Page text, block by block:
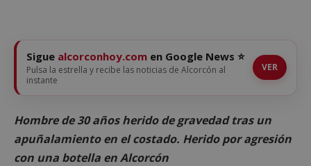
Sigue alcorconhoy.com en Google News ⭐
Pulsa la estrella y recibe las noticias de Alcorcón al
instante
VER
Hombre de 30 años herido de gravedad tras un
apuñalamiento en el costado. Herido por agresión
con una botella en Alcorcón